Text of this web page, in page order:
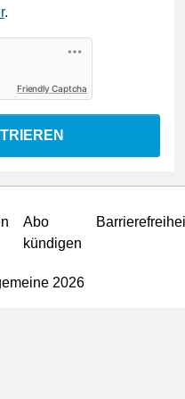
.
Friendly Captcha
Abo
kündigen
2026